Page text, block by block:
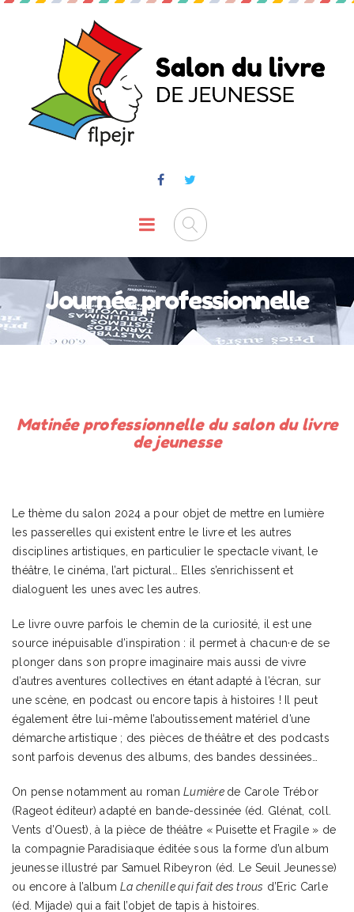
Journée professionnelle
Matinée professionnelle du salon du livre
de jeunesse
Le thème du salon 2024 a pour objet de mettre en lumière
les passerelles qui existent entre le livre et les autres
disciplines artistiques, en particulier le spectacle vivant, le
théâtre, le cinéma, l’art pictural… Elles s’enrichissent et
dialoguent les unes avec les autres.
Le livre ouvre parfois le chemin de la curiosité, il est une
source inépuisable d’inspiration : il permet à chacun·e de se
plonger dans son propre imaginaire mais aussi de vivre
d’autres aventures collectives en étant adapté à l’écran, sur
une scène, en podcast ou encore tapis à histoires ! Il peut
également être lui-même l’aboutissement matériel d’une
démarche artistique ; des pièces de théâtre et des podcasts
sont parfois devenus des albums, des bandes dessinées…
On pense notamment au roman Lumière de Carole Trébor
(Rageot éditeur) adapté en bande-dessinée (éd. Glénat, coll.
Vents d’Ouest), à la pièce de théâtre « Puisette et Fragile » de
la compagnie Paradisiaque éditée sous la forme d’un album
jeunesse illustré par Samuel Ribeyron (éd. Le Seuil Jeunesse)
ou encore à l’album La chenille qui fait des trous d’Eric Carle
(éd. Mijade) qui a fait l’objet de tapis à histoires.